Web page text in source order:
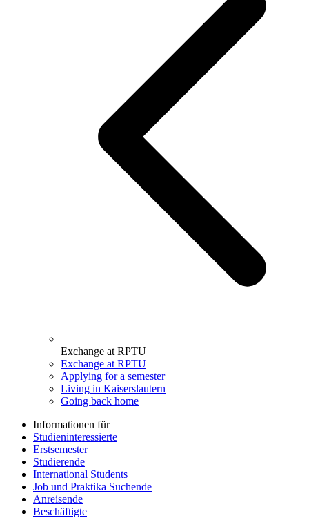
Exchange at RPTU
Exchange at RPTU
Applying for a semester
Living in Kaiserslautern
Going back home
Informationen für
Studieninteressierte
Erstsemester
Studierende
International Students
Job und Praktika Suchende
Anreisende
Beschäftigte